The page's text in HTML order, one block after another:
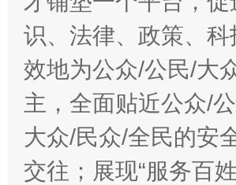
识、法律、政策、
效地为公众/公民/大
主，全面贴近公众/
大众/民众/全民的安
交往；展现“服务百